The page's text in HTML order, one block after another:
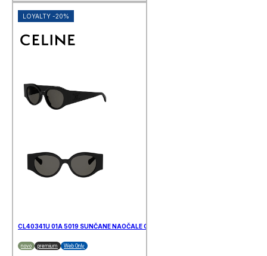
LOYALTY -20%
CL40341U 01A 5019 SUNČANE NAOČALE CELINE
novo premium Web Only